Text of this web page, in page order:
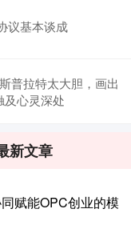
议基本谈成
普拉特太大胆，画出
及心灵深处
新文章
赋能OPC创业的模